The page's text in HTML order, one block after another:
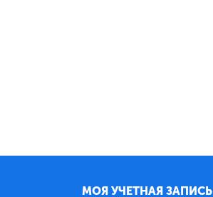
МОЯ УЧЕТНАЯ ЗАПИСЬ